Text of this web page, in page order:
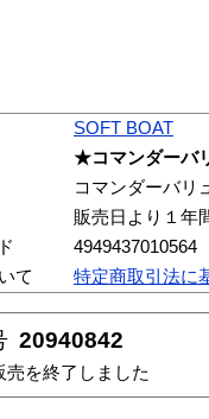
SOFT BOAT
★コマンダーバ
コマンダーバ
販売日より１年
4949437010564
て
特定商取引法に
20940842
売を終了しました